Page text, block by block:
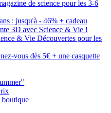
de science pour les 3-6
: jusqu'à - 46% + cadeau
3D avec Science & Vie !
& Vie Découvertes pour les
vous dès 5€ + une casquette
boutique